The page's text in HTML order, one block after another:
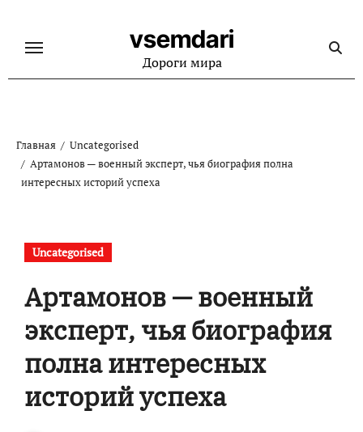
содержанию
vsemdari
Дороги мира
Главная
Uncategorised
Артамонов — военный эксперт, чья биография полна
интересных историй успеха
Uncategorised
Артамонов — военный
эксперт, чья биография
полна интересных
историй успеха